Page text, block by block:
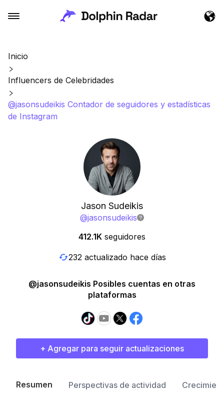
Inicio
Influencers de Celebridades
@jasonsudeikis Contador de seguidores y estadísticas
de Instagram
Jason Sudeikis
@jasonsudeikis
412.1K seguidores
232 actualizado hace días
@jasonsudeikis Posibles cuentas en otras
plataformas
+ Agregar para seguir actualizaciones
Resumen Perspectivas de actividad